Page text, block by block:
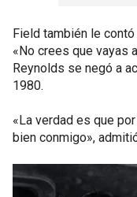
Field también le
«No crees que vayas
Reynolds se negó a
1980.
«La verdad es que
bien conmigo»,